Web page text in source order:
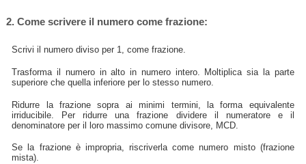
2. Come scrivere il numero come frazione:
Scrivi il numero diviso per 1, come frazione.
Trasforma il numero in alto in numero intero. Moltiplica sia la parte
superiore che quella inferiore per lo stesso numero.
Ridurre la frazione sopra ai minimi termini, la forma equivalente
irriducibile. Per ridurre una frazione dividere il numeratore e il
denominatore per il loro massimo comune divisore, MCD.
Se la frazione è impropria, riscriverla come numero misto (frazione
mista).